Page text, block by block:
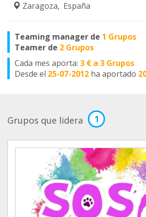
Zaragoza, España
Teaming manager de 1 Grupos
Teamer de 2 Grupos
Cada mes aporta: 3 € a 3 Grupos
Desde el 25-07-2012 ha aportado
Grupos que lidera 1